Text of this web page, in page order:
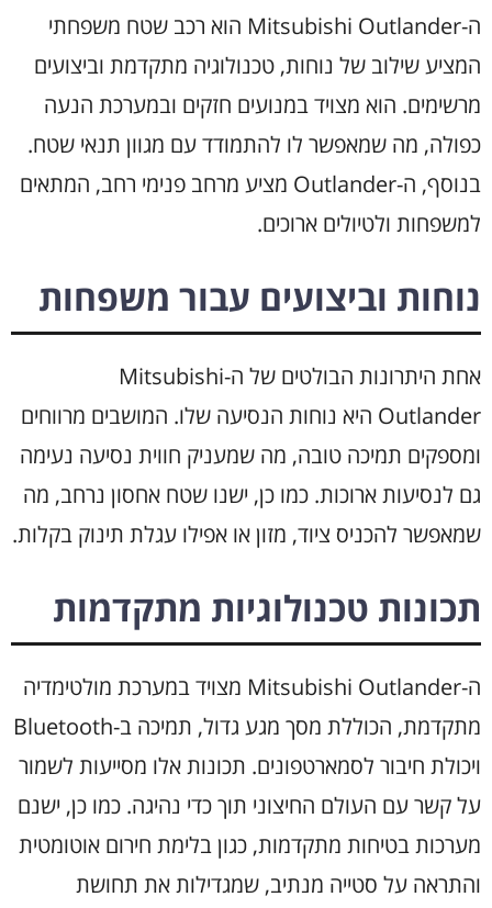
ה-Mitsubishi Outlander הוא רכב שטח משפחתי
המציע שילוב של נוחות, טכנולוגיה מתקדמת וביצועים
מרשימים. הוא מצויד במנועים חזקים ובמערכת הנעה
כפולה, מה שמאפשר לו להתמודד עם מגוון תנאי שטח.
בנוסף, ה-Outlander מציע מרחב פנימי רחב, המתאים
למשפחות ולטיולים ארוכים.
נוחות וביצועים עבור משפחות
אחת היתרונות הבולטים של ה-Mitsubishi
Outlander היא נוחות הנסיעה שלו. המושבים מרווחים
ומספקים תמיכה טובה, מה שמעניק חווית נסיעה נעימה
גם לנסיעות ארוכות. כמו כן, ישנו שטח אחסון נרחב, מה
שמאפשר להכניס ציוד, מזון או אפילו עגלת תינוק בקלות.
תכונות טכנולוגיות מתקדמות
ה-Mitsubishi Outlander מצויד במערכת מולטימדיה
מתקדמת, הכוללת מסך מגע גדול, תמיכה ב-Bluetooth
ויכולת חיבור לסמארטפונים. תכונות אלו מסייעות לשמור
על קשר עם העולם החיצוני תוך כדי נהיגה. כמו כן, ישנם
מערכות בטיחות מתקדמות, כגון בלימת חירום אוטומטית
והתראה על סטייה מנתיב, שמגדילות את תחושת